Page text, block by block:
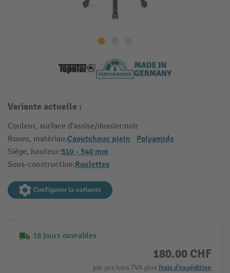
Variante actuelle :
Couleur, surface d'assise/dossier:noir
Roues, matériau:Caoutchouc plein Polyamide
Siège, hauteur:510 - 540 mm
Sous-construction:Roulettes
Configurer la variante
18 jours ouvrables
180.00 CHF
par pcs hors TVA plus frais d'expédition